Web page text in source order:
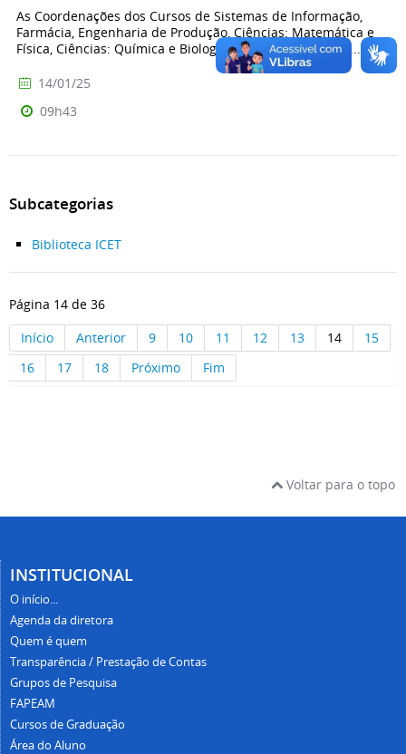
As Coordenações dos Cursos de Sistemas de Informação,
Farmácia, Engenharia de Produção, Ciências: Matemática e
Física, Ciências: Química e Biologia, Química Industrial,...
14/01/25
09h43
Subcategorias
Biblioteca ICET
Página 14 de 36
Início
Anterior 9 10 11 12 13 14
15
16
17 18 Próximo Fim
Voltar para o topo
INSTITUCIONAL
O início...
Agenda da diretora
Quem é quem
Transparência / Prestação de Contas
Grupos de Pesquisa
FAPEAM
Cursos de Graduação
Área do Aluno